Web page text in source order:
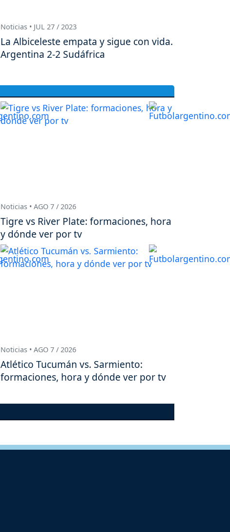
Noticias • JUL 27 / 2023
La Albiceleste empata y sigue con vida.
Argentina 2-2 Sudáfrica
Noticias • AGO 7 / 2026
Tigre vs River Plate: formaciones, hora
y dónde ver por tv
Noticias • AGO 7 / 2026
Atlético Tucumán vs. Sarmiento:
formaciones, hora y dónde ver por tv